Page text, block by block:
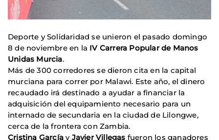
Deporte y Solidaridad se unieron el pasado domingo
8 de noviembre en la IV Carrera Popular de Manos
Unidas Murcia.
Más de 300 corredores se dieron cita en la capital
murciana para correr por Malawi. Este año, el dinero
recaudado irá destinado a ayudar a financiar la
adquisición del equipamiento necesario para un
internado de secundaria en la ciudad de Lilongwe,
cerca de la frontera con Zambia.
Cristina García y Javier Villegas fueron los ganadores